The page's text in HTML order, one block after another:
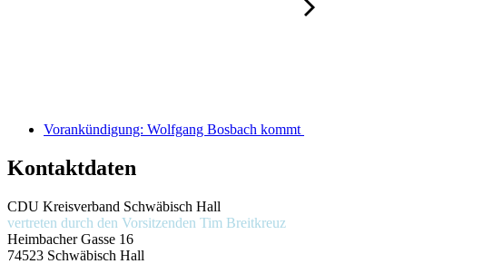
Vorankündigung: Wolfgang Bosbach kommt
Kontaktdaten
CDU Kreisverband Schwäbisch Hall
vertreten durch den Vorsitzenden Tim Breitkreuz
Heimbacher Gasse 16
74523 Schwäbisch Hall